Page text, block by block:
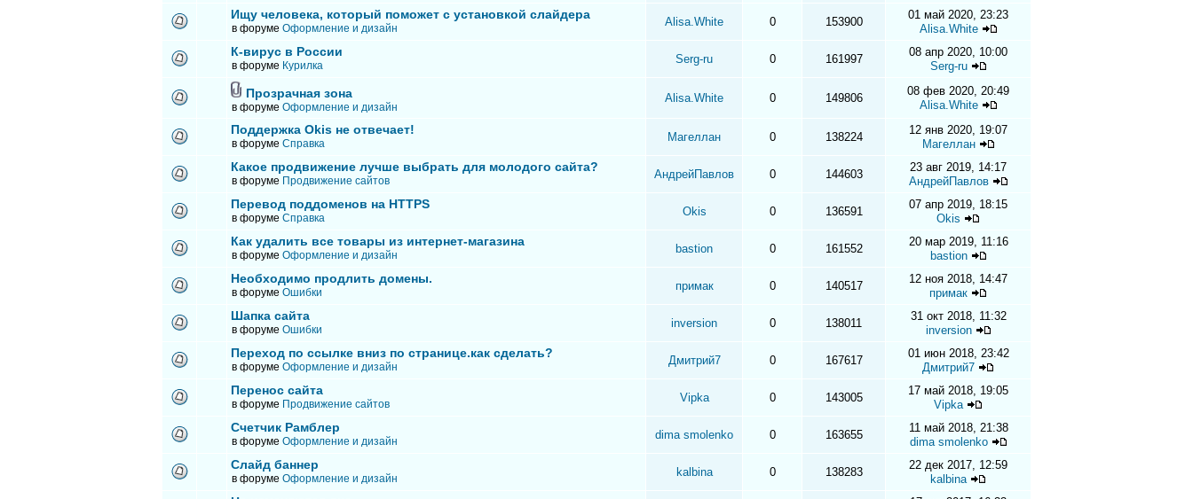
Ищу человека, который поможет с установкой слайдера
в форуме Оформление и дизайн Alisa.White 0 153900
01 май 2020, 23:23
Alisa.White
К-вирус в России
в форуме Курилка Serg-ru 0 161997
08 апр 2020, 10:00
Serg-ru
Прозрачная зона
в форуме Оформление и дизайн
Alisa.White 0 149806
08 фев 2020, 20:49
Alisa.White
Поддержка Okis не отвечает!
в форуме Справка Магеллан 0 138224
12 янв 2020, 19:07
Магеллан
Какое продвижение лучше выбрать для молодого сайта?
в форуме Продвижение сайтов АндрейПавлов 0 144603
23 авг 2019, 14:17
АндрейПавлов
Перевод поддоменов на HTTPS
в форуме Справка Okis 0 136591
07 апр 2019, 18:15
Okis
Как удалить все товары из интернет-магазина
в форуме Оформление и дизайн bastion 0 161552
20 мар 2019, 11:16
bastion
Необходимо продлить домены.
в форуме Ошибки примак 0 140517
12 ноя 2018, 14:47
примак
Шапка сайта
в форуме Ошибки inversion 0 138011
31 окт 2018, 11:32
inversion
Переход по ссылке вниз по странице.как сделать?
в форуме Оформление и дизайн Дмитрий7 0 167617
01 июн 2018, 23:42
Дмитрий7
Перенос сайта
в форуме Продвижение сайтов Vipka 0 143005
17 май 2018, 19:05
Vipka
Счетчик Рамблер
в форуме Оформление и дизайн dima smolenko 0 163655
11 май 2018, 21:38
dima smolenko
Слайд баннер
в форуме Оформление и дизайн kalbina 0 138283
22 дек 2017, 12:59
kalbina